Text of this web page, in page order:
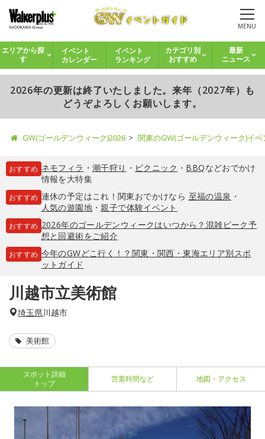
MENU
エリアから探
す
イベント
カレンダー
イベント
ランキング
カテゴリ別
おすすめ
最新
ニュース
2026年の更新は終了いたしました。来年（2027年）も
どうぞよろしくお願いします。
GW(ゴールデンウィーク)2026 関東のGW(ゴールデンウィーク)イ
おすすめ ネモフィラ ・ 潮干狩り ・ ピクニック ・ BBQなどおでかけ
情報を大特集
おすすめ 連休の予定はこれ！関東おでかけなら 至福の温泉 ・
人気の遊園地・親子で体験イベント
おすすめ 2026年のゴールデンウィークはいつから？混雑ピーク予
想と回避術をご紹介
おすすめ 今年のGWどこ行く！？関東・関西・東海エリア別スポ
ットガイド
川越市立美術館
埼玉県川越市
美術館
スポット詳細
トップ
営業時間など 地図・アクセス